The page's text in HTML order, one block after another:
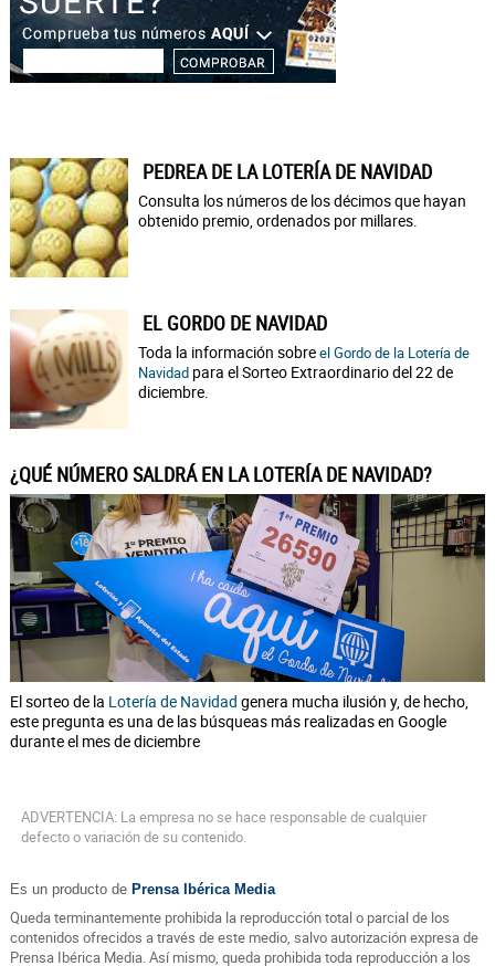
PEDREA DE LA LOTERÍA DE NAVIDAD
Consulta los números de los décimos que hayan
obtenido premio, ordenados por millares.
EL GORDO DE NAVIDAD
Toda la información sobreel Gordo de la Lotería de
Navidad para el Sorteo Extraordinario del 22 de
diciembre.
¿QUÉ NÚMERO SALDRÁ EN LA LOTERÍA DE NAVIDAD?
El sorteo de la Lotería de Navidad genera mucha ilusión y, de hecho,
este pregunta es una de las búsqueas más realizadas en Google
durante el mes de diciembre
ADVERTENCIA: La empresa no se hace responsable de cualquier
defecto o variación de su contenido.
Es un producto de Prensa Ibérica Media
Queda terminantemente prohibida la reproducción total o parcial de los
contenidos ofrecidos a través de este medio, salvo autorización expresa de
Prensa Ibérica Media. Así mismo, queda prohibida toda reproducción a los